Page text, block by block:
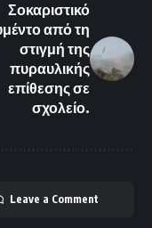
Σοκαριστικό
από τη
στιγμή της
πυραυλικής
επίθεσης σε
σχολείο.
Leave a Comment